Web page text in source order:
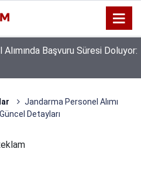
Başvuru Süresi Doluyor:
Jandarma Personel Alımı
Detayları